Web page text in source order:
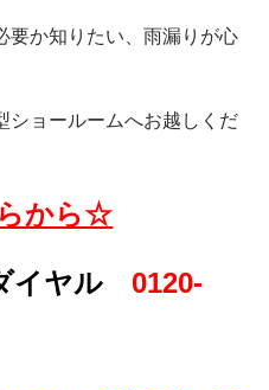
要か知りたい、雨漏りが心
ショールームへお越しくだ
から☆
イヤル 0120-